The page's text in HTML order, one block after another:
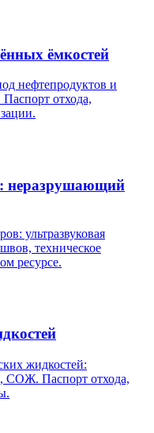
ёмкостей
нефтепродуктов и
отхода,
неразрушающий
ультразвуковая
техническое
ресурсе.
жидкостей:
СОЖ. Паспорт отхода,